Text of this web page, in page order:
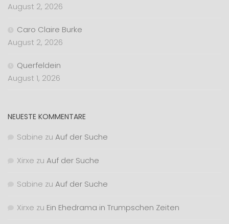
August 2, 2026
Caro Claire Burke
August 2, 2026
Querfeldein
August 1, 2026
NEUESTE KOMMENTARE
Sabine zu Auf der Suche
Xirxe zu Auf der Suche
Sabine zu Auf der Suche
Xirxe zu Ein Ehedrama in Trumpschen Zeiten